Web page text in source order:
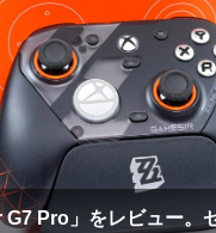
G7 Pro」をレビュー。